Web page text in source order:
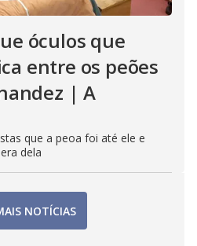
óculos que
entre os peões
| A
que a peoa foi até ele e
dela
NOTÍCIAS